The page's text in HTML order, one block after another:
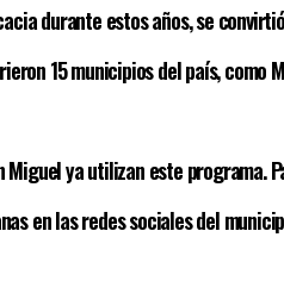
durante estos años, se
15 municipios del país, como
Miguel ya utilizan este programa.
en las redes sociales del